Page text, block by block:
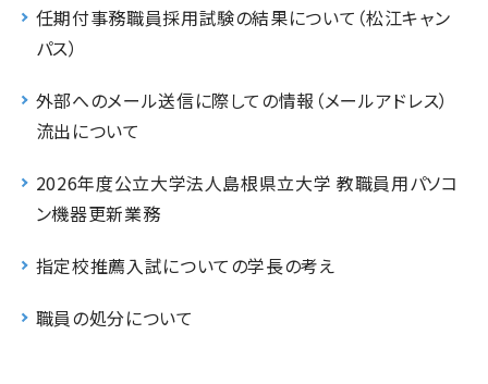
任期付事務職員採用試験の結果について（松江キャン
パス）
外部へのメール送信に際しての情報（メールアドレス）
流出について
2026年度公立大学法人島根県立大学 教職員用パソコ
ン機器更新業務
指定校推薦入試についての学長の考え
職員の処分について